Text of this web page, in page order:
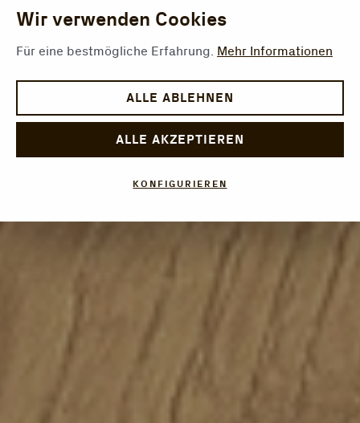
Wir verwenden Cookies
Für eine bestmögliche Erfahrung. Mehr Informationen
ALLE ABLEHNEN
ALLE AKZEPTIEREN
KONFIGURIEREN